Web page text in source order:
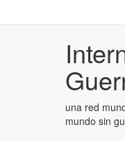
una red
mundo sin